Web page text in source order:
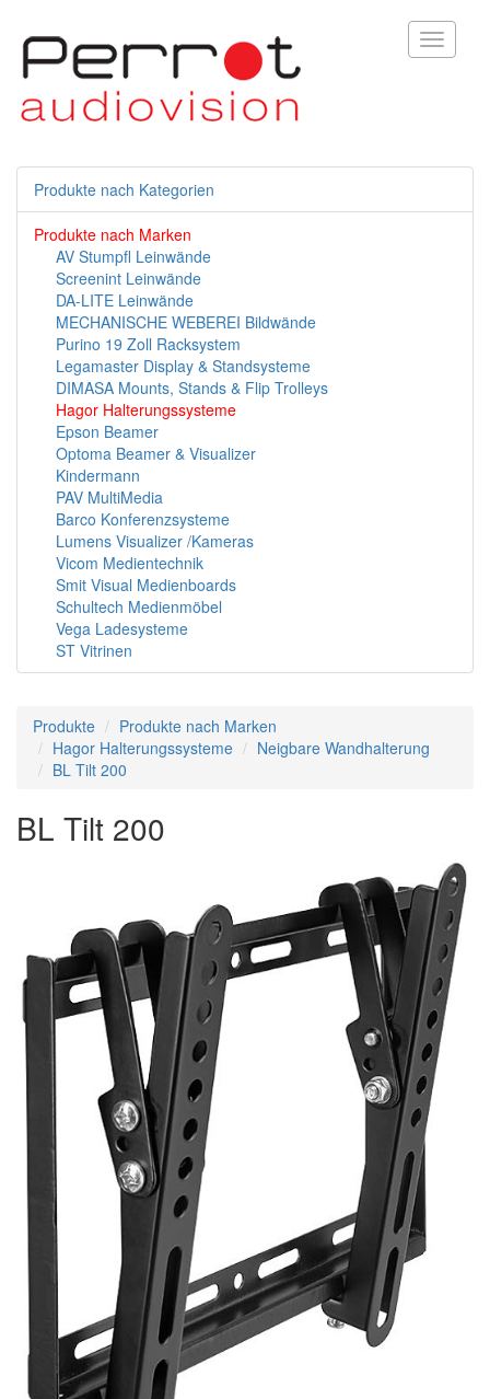
Toggle
Produkte nach Kategorien
Produkte nach Marken
AV Stumpfl Leinwände
Screenint Leinwände
DA-LITE Leinwände
MECHANISCHE WEBEREI Bildwände
Purino 19 Zoll Racksystem
Legamaster Display & Standsysteme
DIMASA Mounts, Stands & Flip Trolleys
Hagor Halterungssysteme
Epson Beamer
Optoma Beamer & Visualizer
Kindermann
PAV MultiMedia
Barco Konferenzsysteme
Lumens Visualizer /Kameras
Vicom Medientechnik
Smit Visual Medienboards
Schultech Medienmöbel
Vega Ladesysteme
ST Vitrinen
Produkte
Produkte nach Marken
Hagor Halterungssysteme
Neigbare Wandhalterung
BL Tilt 200
BL Tilt 200